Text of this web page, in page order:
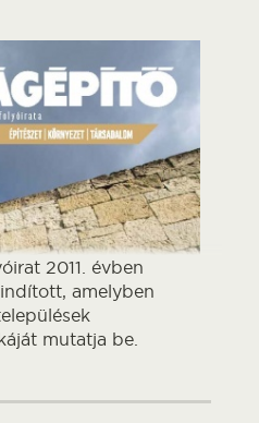
2011. évben
amelyben
mutatja be.